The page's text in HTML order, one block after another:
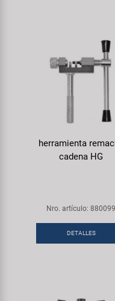
herramienta
cadena HG
Nro. artículo: 880099
DETALLES